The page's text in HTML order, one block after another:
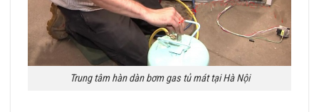
Trung tâm hàn dàn bơm gas tủ mát tại Hà Nội